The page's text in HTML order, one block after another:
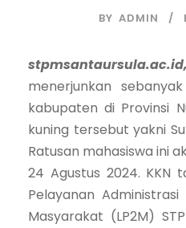
BY ADMIN
menerjunkan
kabupaten di Provinsi
kuning tersebut yakni
Ratusan mahasiswa ini
24 Agustus 2024. KKN
Pelayanan
Masyarakat (LP2M)